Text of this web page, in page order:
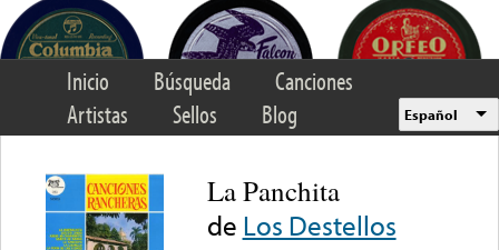
Inicio Búsqueda
Canciones
Artistas
Sellos Blog Español
La Panchita
de Los Destellos